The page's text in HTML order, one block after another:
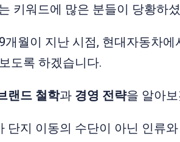
키워드에 많은 분들이 당황하
월이 지난 시점, 현대자동차
도록 하겠습니다.
랜드 철학과 경영 전략을 알아
단지 이동의 수단이 아닌 인류